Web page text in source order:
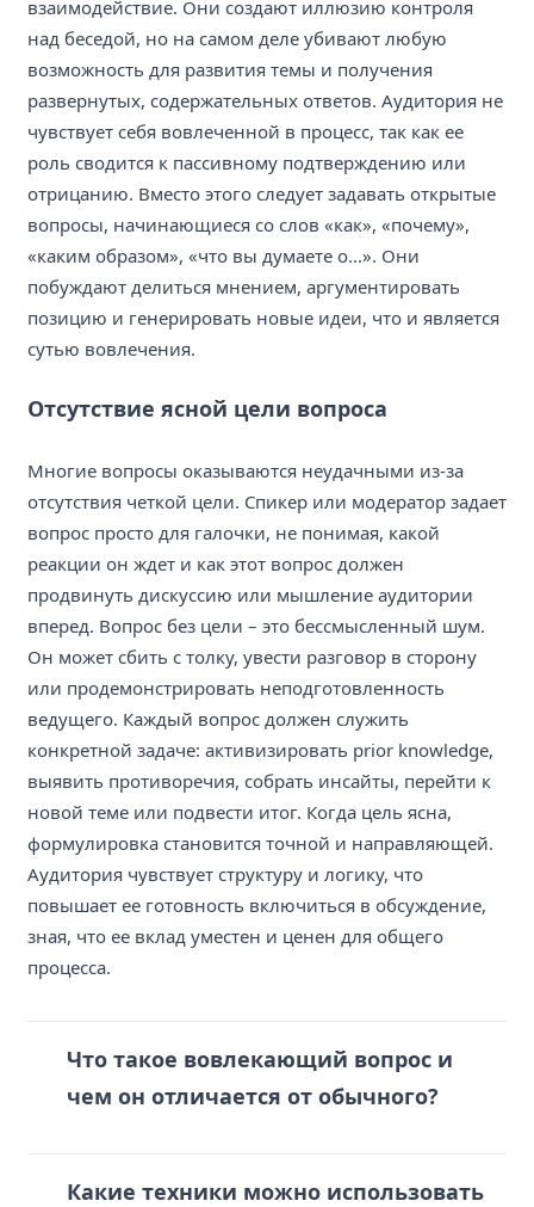
взаимодействие. Они создают иллюзию контроля
над беседой, но на самом деле убивают любую
возможность для развития темы и получения
развернутых, содержательных ответов. Аудитория не
чувствует себя вовлеченной в процесс, так как ее
роль сводится к пассивному подтверждению или
отрицанию. Вместо этого следует задавать открытые
вопросы, начинающиеся со слов «как», «почему»,
«каким образом», «что вы думаете о...». Они
побуждают делиться мнением, аргументировать
позицию и генерировать новые идеи, что и является
сутью вовлечения.
Отсутствие ясной цели вопроса
Многие вопросы оказываются неудачными из-за
отсутствия четкой цели. Спикер или модератор задает
вопрос просто для галочки, не понимая, какой
реакции он ждет и как этот вопрос должен
продвинуть дискуссию или мышление аудитории
вперед. Вопрос без цели – это бессмысленный шум.
Он может сбить с толку, увести разговор в сторону
или продемонстрировать неподготовленность
ведущего. Каждый вопрос должен служить
конкретной задаче: активизировать prior knowledge,
выявить противоречия, собрать инсайты, перейти к
новой теме или подвести итог. Когда цель ясна,
формулировка становится точной и направляющей.
Аудитория чувствует структуру и логику, что
повышает ее готовность включиться в обсуждение,
зная, что ее вклад уместен и ценен для общего
процесса.
Что такое вовлекающий вопрос и
чем он отличается от обычного?
Какие техники можно использовать